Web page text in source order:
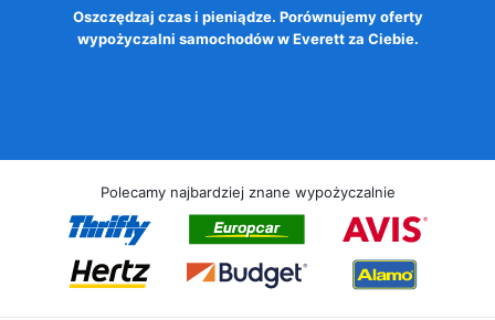
Oszczędzaj czas i pieniądze. Porównujemy oferty
wypożyczalni samochodów w Everett za Ciebie.
Polecamy najbardziej znane wypożyczalnie